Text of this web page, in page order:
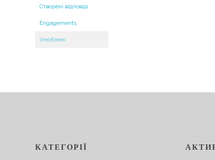
Створені відповіді
Engagements
Улюблені
КАТЕГОРІЇ